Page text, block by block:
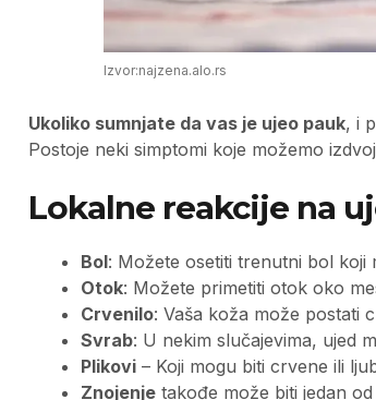
Izvor:najzena.alo.rs
Ukoliko sumnjate da vas je ujeo pauk, i
Postoje neki simptomi koje možemo
Lokalne reakcije na
Bol: Možete osetiti trenutni bol koji
Otok: Možete primetiti otok oko
Crvenilo: Vaša koža može postati
Svrab: U nekim slučajevima, ujed
Plikovi – Koji mogu biti crvene ili
Znojenje takođe može biti jedan